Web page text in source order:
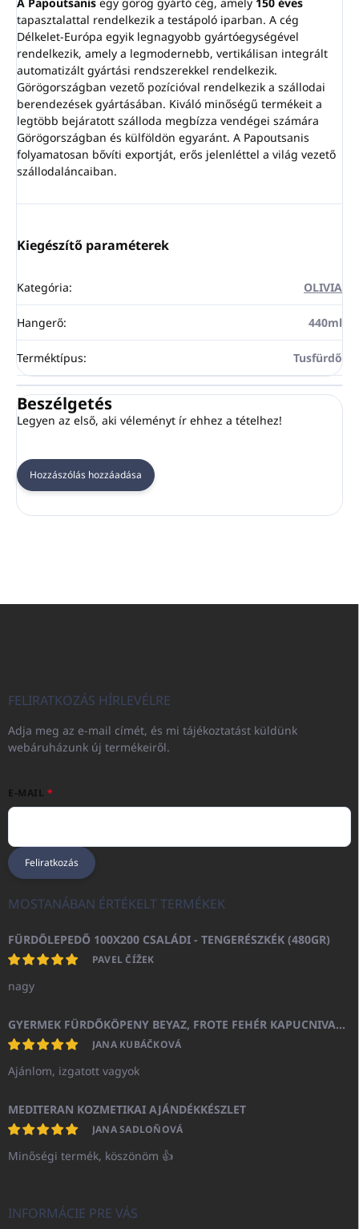
tapasztalattal rendelkezik a testápoló iparban. A cég
Délkelet-Európa egyik legnagyobb gyártóegységével
rendelkezik, amely a legmodernebb, vertikálisan integrált
automatizált gyártási rendszerekkel rendelkezik.
Görögországban vezető pozícióval rendelkezik a szállodai
berendezések gyártásában. Kiváló minőségű termékeit a
legtöbb bejáratott szálloda megbízza vendégei számára
Görögországban és külföldön egyaránt. A Papoutsanis
folyamatosan bővíti exportját, erős jelenléttel a világ vezető
szállodaláncaiban.
Kiegészítő paraméterek
Kategória: OLIVIA
Hangerő: 440ml
Terméktípus: Tusfürdő
Beszélgetés
Legyen az első, aki véleményt ír ehhez a tételhez!
Hozzászólás hozzáadása
L
FELIRATKOZÁS HÍRLEVÉLRE
Adja meg az e-mail címét, és mi tájékoztatást küldünk
webáruházunk új termékeiről.
E-MAIL
Feliratkozás
MOSTANÁBAN ÉRTÉKELT TERMÉKEK
FÜRDŐLEPEDŐ 100X200 CSALÁDI - TENGERÉSZKÉK (480GR)
PAVEL ČÍŽEK
nagy
GYERMEK FÜRDŐKÖPENY BEYAZ, FROTE FEHÉR KAPUCNIVAL (400GR)
JANA KUBÁČKOVÁ
Ajánlom, izgatott vagyok
MEDITERAN KOZMETIKAI AJÁNDÉKKÉSZLET
JANA SADLOŇOVÁ
Minőségi termék, köszönöm 👍
INFORMÁCIE PRE VÁS